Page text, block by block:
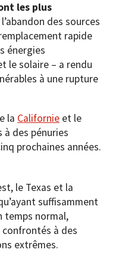
les plus
des sources
rapide
énergies
le solaire – a rendu
à une rupture
la Californie et le
des pénuries
prochaines années.
le Texas et la
suffisamment
temps normal,
à des
extrêmes.